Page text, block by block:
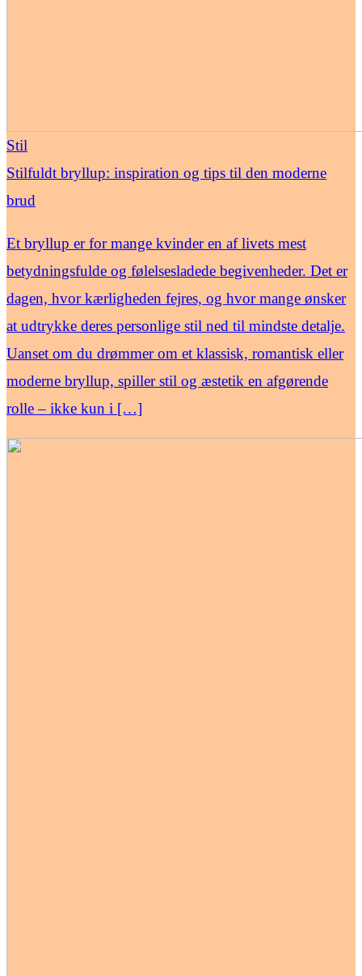
Stil
Stilfuldt bryllup: inspiration og tips til den moderne
brud
Et bryllup er for mange kvinder en af livets mest
betydningsfulde og følelsesladede begivenheder. Det er
dagen, hvor kærligheden fejres, og hvor mange ønsker
at udtrykke deres personlige stil ned til mindste detalje.
Uanset om du drømmer om et klassisk, romantisk eller
moderne bryllup, spiller stil og æstetik en afgørende
rolle – ikke kun i […]